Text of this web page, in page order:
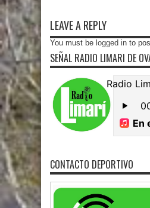
LEAVE A REPLY
You must be logged in to
SEÑAL RADIO LIMARI DE
CONTACTO DEPORTIVO